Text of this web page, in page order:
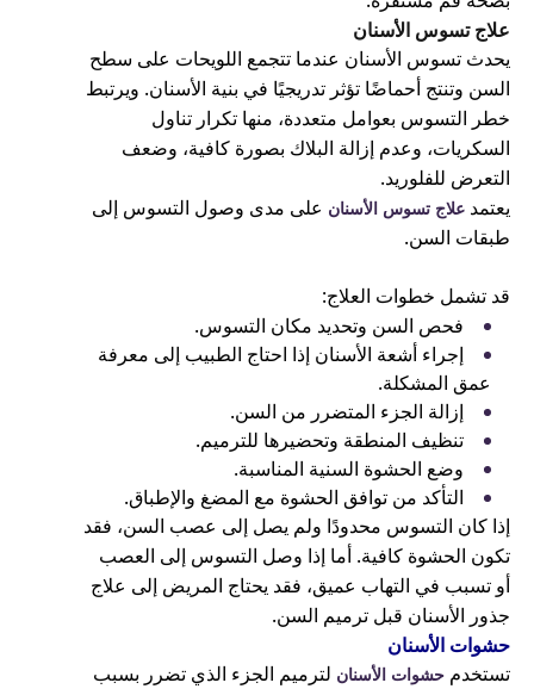
علاج تسوس الأسنان
يحدث تسوس الأسنان عندما تتجمع اللويحات على سطح
السن وتنتج أحماضًا تؤثر تدريجيًا في بنية الأسنان. ويرتبط
خطر التسوس بعوامل متعددة، منها تكرار تناول
السكريات، وعدم إزالة البلاك بصورة كافية، وضعف
التعرض للفلوريد.
يعتمد علاج تسوس الأسنان على مدى وصول التسوس إلى
طبقات السن.
قد تشمل خطوات العلاج:
فحص السن وتحديد مكان التسوس.
إجراء أشعة الأسنان إذا احتاج الطبيب إلى معرفة
عمق المشكلة.
إزالة الجزء المتضرر من السن.
تنظيف المنطقة وتحضيرها للترميم.
وضع الحشوة السنية المناسبة.
التأكد من توافق الحشوة مع المضغ والإطباق.
إذا كان التسوس محدودًا ولم يصل إلى عصب السن، فقد
تكون الحشوة كافية. أما إذا وصل التسوس إلى العصب
أو تسبب في التهاب عميق، فقد يحتاج المريض إلى علاج
جذور الأسنان قبل ترميم السن.
حشوات الأسنان
تستخدم حشوات الأسنان لترميم الجزء الذي تضرر بسبب